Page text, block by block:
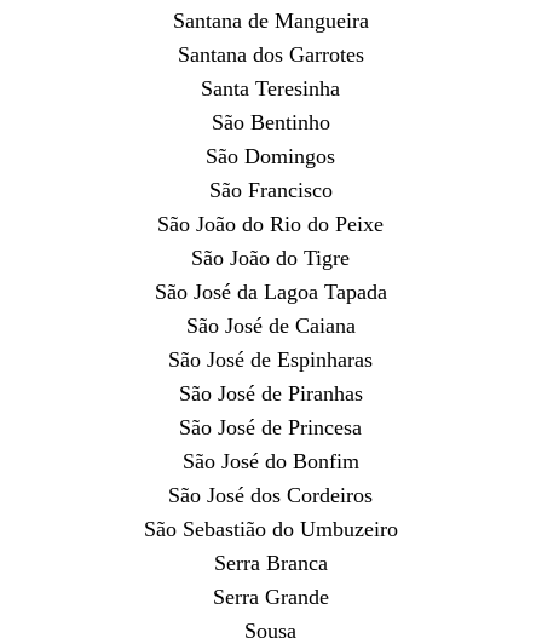
Santana de Mangueira
Santana dos Garrotes
Santa Teresinha
São Bentinho
São Domingos
São Francisco
São João do Rio do Peixe
São João do Tigre
São José da Lagoa Tapada
São José de Caiana
São José de Espinharas
São José de Piranhas
São José de Princesa
São José do Bonfim
São José dos Cordeiros
São Sebastião do Umbuzeiro
Serra Branca
Serra Grande
Sousa